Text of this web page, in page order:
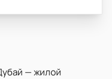
— жилой